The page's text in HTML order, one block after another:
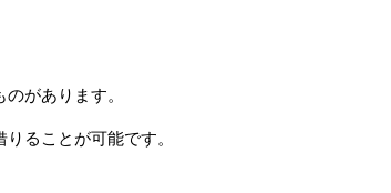
があります。
ることが可能です。